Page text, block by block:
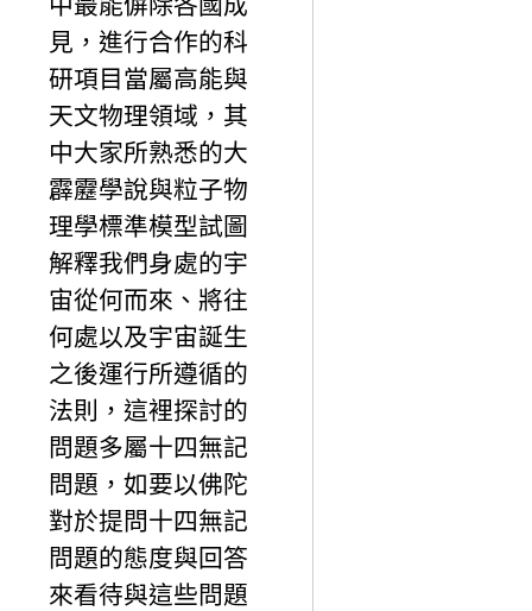
見，進行合作的科
研項目當屬高能與
天文物理領域，其
中大家所熟悉的大
霹靂學說與粒子物
理學標準模型試圖
解釋我們身處的宇
宙從何而來、將往
何處以及宇宙誕生
之後運行所遵循的
法則，這裡探討的
問題多屬十四無記
問題，如要以佛陀
對於提問十四無記
問題的態度與回答
來看待與這些問題